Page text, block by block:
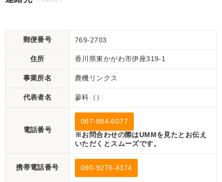
郵便番号 769-2703
住所 香川県東かがわ市伊座319-1
事業所名 農機リンクス
代表者名 蓼科（）
電話番号
087-884-6077
※お問合わせの際はUMMを見たとお伝え
いただくとスムーズです。
携帯電話番号 090-9276-4374